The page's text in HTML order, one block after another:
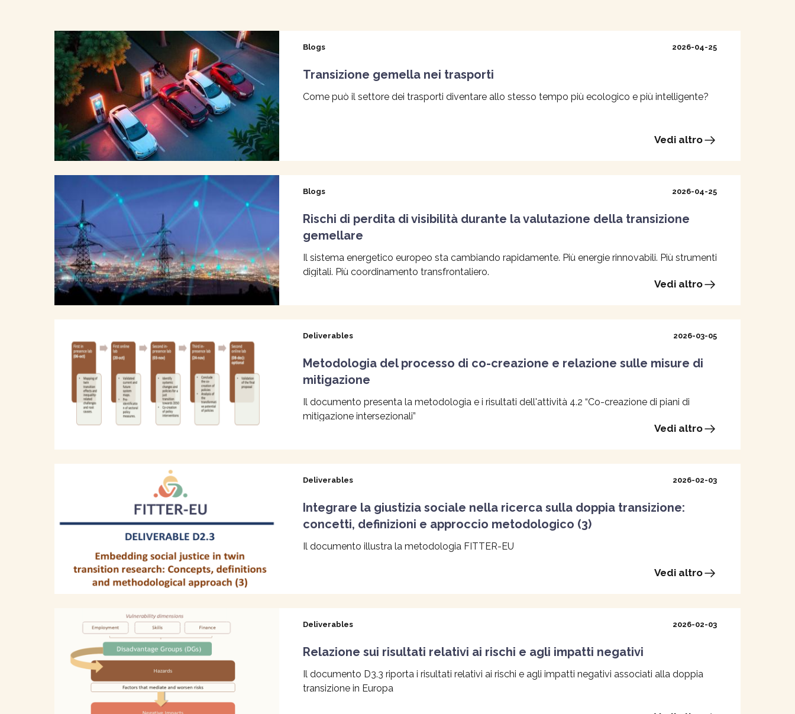
Blogs 2026-04-25
Transizione gemella nei trasporti
Come può il settore dei trasporti diventare allo stesso tempo più ecologico e più intelligente?
Vedi altro
Blogs 2026-04-25
Rischi di perdita di visibilità durante la valutazione della transizione
gemellare
Il sistema energetico europeo sta cambiando rapidamente. Più energie rinnovabili. Più strumenti
digitali. Più coordinamento transfrontaliero.
Vedi altro
Deliverables 2026-03-05
Metodologia del processo di co-creazione e relazione sulle misure di
mitigazione
Il documento presenta la metodologia e i risultati dell'attività 4.2 “Co-creazione di piani di
mitigazione intersezionali”
Vedi altro
Deliverables 2026-02-03
Integrare la giustizia sociale nella ricerca sulla doppia transizione:
concetti, definizioni e approccio metodologico (3)
Il documento illustra la metodologia FITTER-EU
Vedi altro
Deliverables 2026-02-03
Relazione sui risultati relativi ai rischi e agli impatti negativi
Il documento D3.3 riporta i risultati relativi ai rischi e agli impatti negativi associati alla doppia
transizione in Europa